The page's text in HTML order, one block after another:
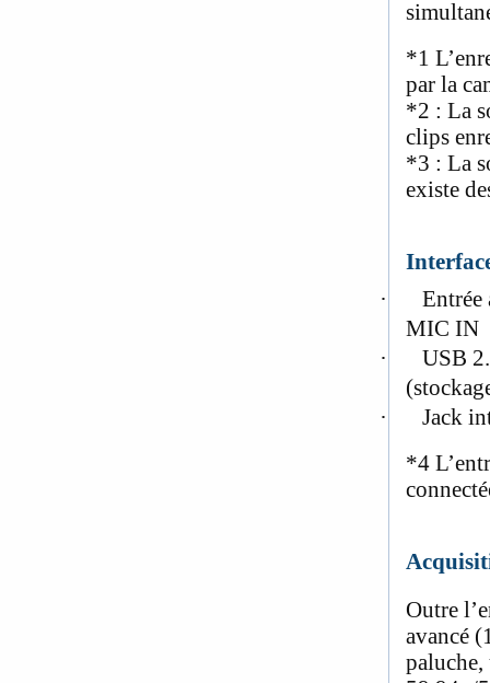
*1
par la
*2 : La
clips
*3 : La
existe
·
Entrée
MIC IN
·
USB
·
Jack
*4
Outre
avancé